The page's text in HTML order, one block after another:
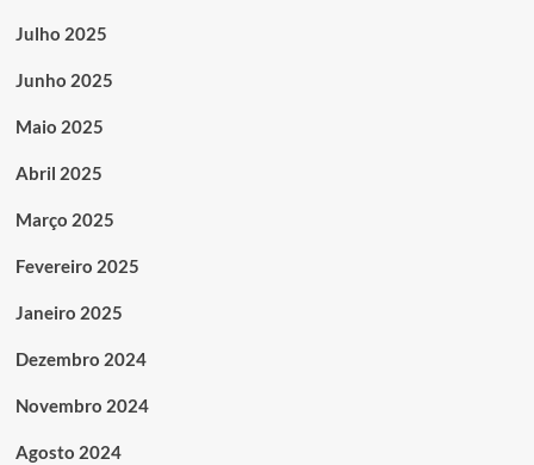
Julho 2025
Junho 2025
Maio 2025
Abril 2025
Março 2025
Fevereiro 2025
Janeiro 2025
Dezembro 2024
Novembro 2024
Agosto 2024